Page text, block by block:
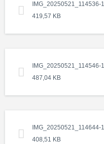
IMG_20250521_114536-
419,57 KB
IMG_20250521_114546-
487,04 KB
IMG_20250521_114644-
408,51 KB